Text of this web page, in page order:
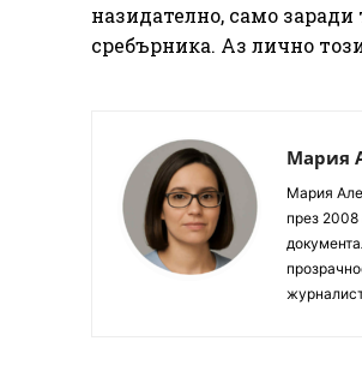
назидателно, само заради
сребърника. Аз лично
Мария
Мария
през 2008